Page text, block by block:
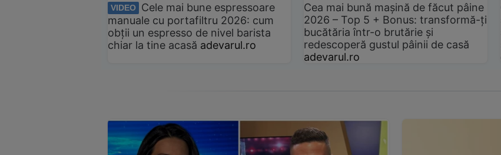
VIDEO
Cele mai bune espressoare
manuale cu portafiltru 2026: cum
obții un espresso de nivel barista
chiar la tine acasă adevarul.ro
Cea mai bună mașină de făcut pâine
2026 – Top 5 + Bonus: transformă-ți
bucătăria într-o brutărie și
redescoperă gustul pâinii de casă
adevarul.ro